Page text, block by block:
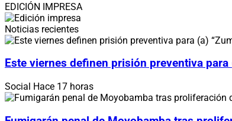
EDICIÓN IMPRESA
Noticias recientes
Este viernes definen prisión preventiva para
Social Hace 17 horas